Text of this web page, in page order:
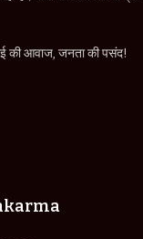
की आवाज, जनता की पसंद!